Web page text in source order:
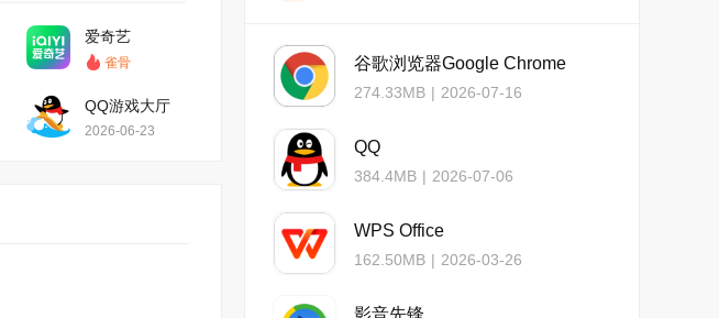
爱奇艺
雀骨
QQ游戏大厅
2026-06-23
谷歌浏览器Google Chrome
274.33MB | 2026-07-16
QQ
384.4MB | 2026-07-06
WPS Office
162.50MB | 2026-03-26
影音先锋